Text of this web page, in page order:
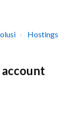
Hostings
account